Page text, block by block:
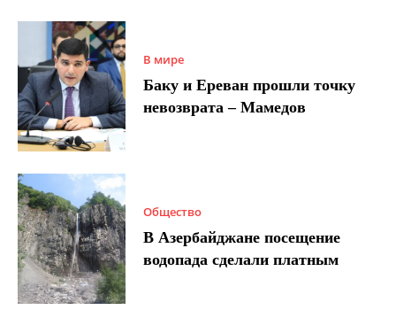
В мире
Баку и Ереван прошли точку
невозврата – Мамедов
Общество
В Азербайджане посещение
водопада сделали платным